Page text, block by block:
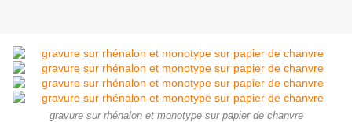
gravure sur rhénalon et monotype sur papier de chanvre